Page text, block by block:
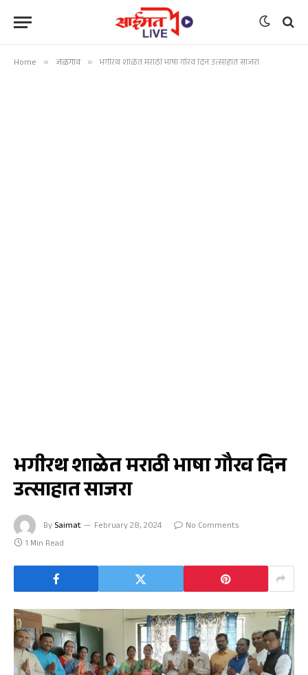
Home » जळगाव » भगीरथ शाळेत मराठी भाषा गौरव दिन उत्साहात साजरा
भगीरथ शाळेत मराठी भाषा गौरव दिन
उत्साहात साजरा
By Saimat February 28, 2024
No Comments
1 Min Read